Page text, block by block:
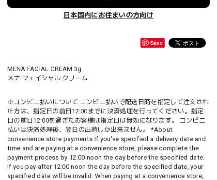
日本国内にお住まいの方向け
Save
MENA FACIAL CREAM 3g
メナ フェイシャル クリーム
※コンビニ払いについて コンビニ払いで配送日時を指定して注文され
た方は、指定日の前日12:00までに決済処理を行ってください。指定
日の前日12:00を過ぎたお客様は指定日は無効になります。 コンビニ
払いは決済処理後、翌日の出荷しか出来ません。 *About
convenience store payments If you've specified a delivery date and
time and are paying at a convenience store, please complete the
payment process by 12:00 noon the day before the specified date.
If you pay after 12:00 noon the day before the specified date, your
specified date will be invalid. When paying at a convenience store,